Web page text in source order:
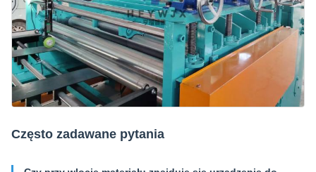
Często zadawane pytania